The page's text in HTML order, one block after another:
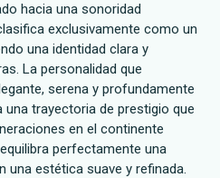
hacia una sonoridad
exclusivamente como un
una identidad clara y
La personalidad que
serena y profundamente
trayectoria de prestigio que
en el continente
perfectamente una
una estética suave y refinada.